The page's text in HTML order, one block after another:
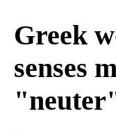
Greek
senses